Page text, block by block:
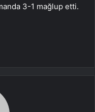
3-1 mağlup etti.